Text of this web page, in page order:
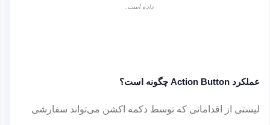
داده است.
عملکرد Action Button چگونه است؟
لیستی از اقداماتی که توسط دکمه اکشن می‌تواند سفارشی